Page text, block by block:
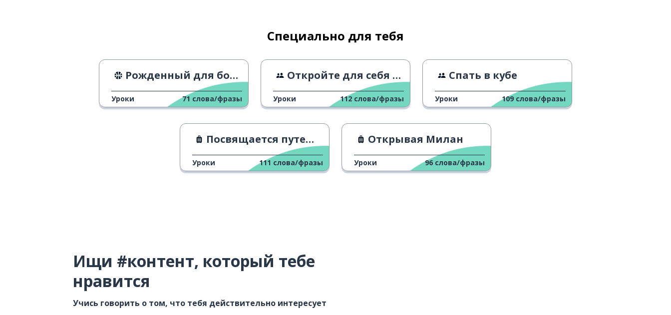
Специально для тебя
Рожденный для борьбы
Уроки 71 слова/фразы
Откройте для себя остров Монте-Изола
Уроки 112 слова/фразы
Спать в кубе
Уроки 109 слова/фразы
Посвящается путешественникам
Уроки 111 слова/фразы
Открывая Милан
Уроки 96 слова/фразы
Ищи #контент, который тебе
нравится
Учись говорить о том, что тебя действительно интересует